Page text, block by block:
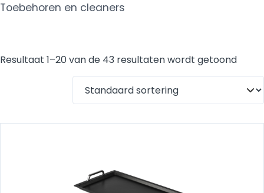
Toebehoren en cleaners
Resultaat 1–20 van de 43 resultaten wordt getoond